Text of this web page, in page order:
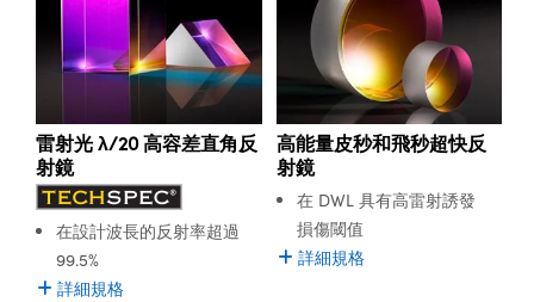
Mechanics | 顯微鏡用結構件
and Couplers | 中繼鏡或耦合鏡
Microscopes | 袖珍顯微鏡
鏡
放大鏡
Interface Cameras | 高速接口相
| 模擬相機
| 成像系統
Components
Labs™
雷射光 λ/20 高容差直角反
射鏡
在設計波長的反射率超過
99.5%
詳細規格
高能量皮秒和飛秒超快反
射鏡
在 DWL 具有高雷射誘發
損傷閾值
詳細規格